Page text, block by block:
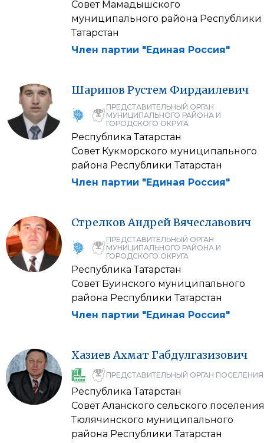
Совет Мамадышского
муниципального района Республики
Татарстан
Член партии "Единая Россия"
Шарипов Рустем Фирдаилевич
ПРЕДСТАВИТЕЛЬНЫЙ ОРГАН
МУНИЦИПАЛЬНОГО РАЙОНА И
ГОРОДСКОГО ОКРУГА
Республика Татарстан
Совет Кукморского муниципального
района Республики Татарстан
Член партии "Единая Россия"
Стрелков АндрейВячеславович
ПРЕДСТАВИТЕЛЬНЫЙ ОРГАН
МУНИЦИПАЛЬНОГО РАЙОНА И
ГОРОДСКОГО ОКРУГА
Республика Татарстан
Совет Буинского муниципального
района Республики Татарстан
Член партии "Единая Россия"
Хазиев Ахмат Габдулгазизович
ПРЕДСТАВИТЕЛЬНЫЙ ОРГАН ПОСЕЛЕНИЯ
Республика Татарстан
Совет Аланского сельского поселения
Тюлячинского муниципального
района Республики Татарстан